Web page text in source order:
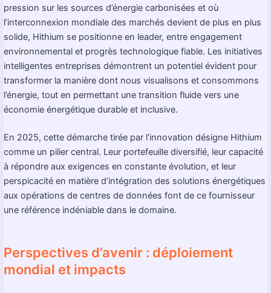
pression sur les sources d’énergie carbonisées et où
l’interconnexion mondiale des marchés devient de plus en plus
solide, Hithium se positionne en leader, entre engagement
environnemental et progrès technologique fiable. Les initiatives
intelligentes entreprises démontrent un potentiel évident pour
transformer la manière dont nous visualisons et consommons
l’énergie, tout en permettant une transition fluide vers une
économie énergétique durable et inclusive.
En 2025, cette démarche tirée par l’innovation désigne Hithium
comme un pilier central. Leur portefeuille diversifié, leur capacité
à répondre aux exigences en constante évolution, et leur
perspicacité en matière d’intégration des solutions énergétiques
aux opérations de centres de données font de ce fournisseur
une référence indéniable dans le domaine.
Perspectives d’avenir : déploiement
mondial et impacts